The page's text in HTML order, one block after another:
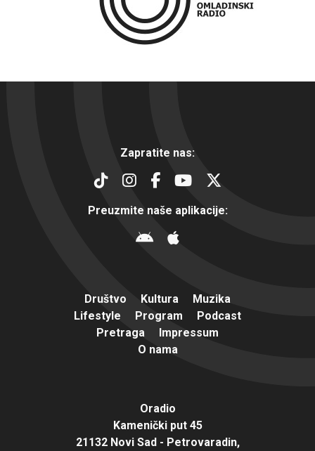
Zapratite nas:
Preuzmite naše aplikacije:
Društvo Kultura
Muzika
Lifestyle
Program
Podcast
Pretraga
Impressum
O nama
Oradio
Kamenički put 45
21132 Novi Sad - Petrovaradin,